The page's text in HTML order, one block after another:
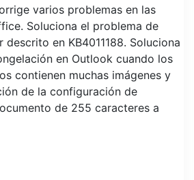
varios problemas en las
Soluciona el problema de
descrito en KB4011188. Soluciona
en Outlook cuando los
contienen muchas imágenes y
de la configuración de
de 255 caracteres a